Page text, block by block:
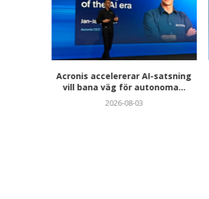
Acronis accelererar AI-satsning
vill bana väg för autonoma...
2026-08-03